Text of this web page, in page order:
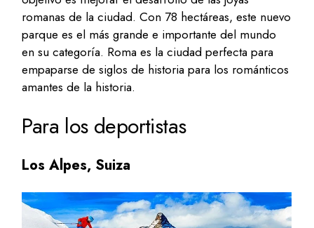
romanas de la ciudad. Con 78 hectáreas, este nuevo
parque es el más grande e importante del mundo
en su categoría. Roma es la ciudad perfecta para
empaparse de siglos de historia para los románticos
amantes de la historia.
Para los deportistas
Los Alpes, Suiza